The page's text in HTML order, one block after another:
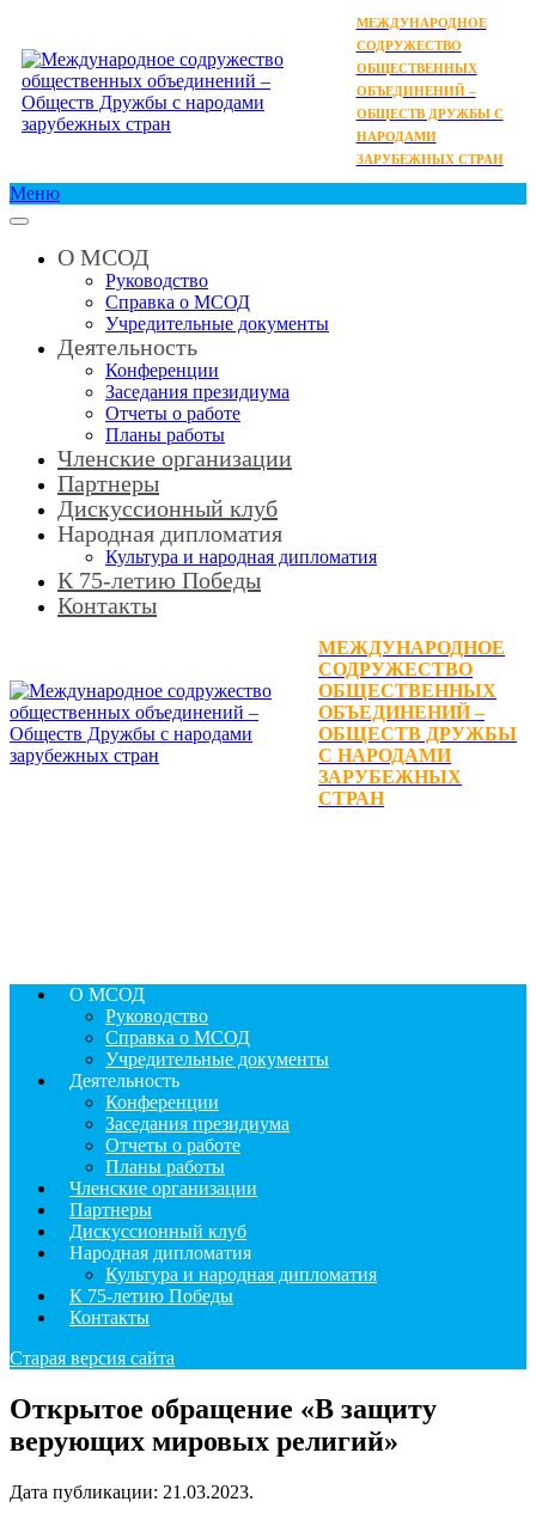
МЕЖДУНАРОДНОЕ
СОДРУЖЕСТВО
ОБЩЕСТВЕННЫХ
ОБЪЕДИНЕНИЙ –
ОБЩЕСТВ ДРУЖБЫ С
НАРОДАМИ
ЗАРУБЕЖНЫХ СТРАН
Меню
О МСОД
Руководство
Справка о МСОД
Учредительные документы
Деятельность
Конференции
Заседания президиума
Отчеты о работе
Планы работы
Членские организации
Партнеры
Дискуссионный клуб
Народная дипломатия
Культура и народная дипломатия
К 75-летию Победы
Контакты
МЕЖДУНАРОДНОЕ
СОДРУЖЕСТВО
ОБЩЕСТВЕННЫХ
ОБЪЕДИНЕНИЙ –
ОБЩЕСТВ ДРУЖБЫ
С НАРОДАМИ
ЗАРУБЕЖНЫХ
СТРАН
О МСОД
Руководство
Справка о МСОД
Учредительные документы
Деятельность
Конференции
Заседания президиума
Отчеты о работе
Планы работы
Членские организации
Партнеры
Дискуссионный клуб
Народная дипломатия
Культура и народная дипломатия
К 75-летию Победы
Контакты
Старая версия сайта
Открытое обращение «В защиту
верующих мировых религий»
Дата публикации: 21.03.2023.